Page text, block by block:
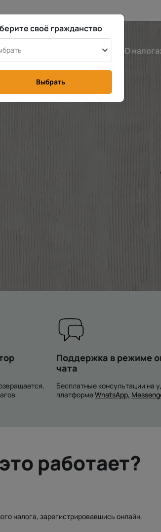
Швеция Калькулятор О
Поддержка в режиме
чата
Бесплатные консультации на
платформеWhatsApp,
работает?
налога, зарегистрировавшись онлайн.
своё гражданство
Выбрать